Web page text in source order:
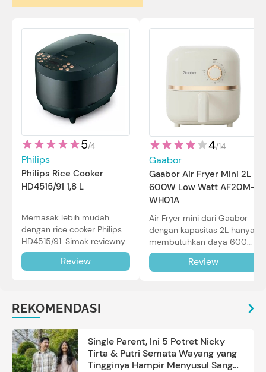
5/4
Philips
Philips Rice Cooker
HD4515/91 1,8 L
Memasak lebih mudah
dengan rice cooker Philips
HD4515/91. Simak reviewnya
di sini.
Review
4/14
Gaabor
Gaabor Air Fryer Mini 2L
600W Low Watt AF20M-
WH01A
Air Fryer mini dari Gaabor
dengan kapasitas 2L hanya
membutuhkan daya 600W
dalam pemakaian. Simak
review selengkapnya di sini.
Review
REKOMENDASI
Single Parent, Ini 5 Potret Nicky
Tirta & Putri Semata Wayang yang
Tingginya Hampir Menyusul Sang